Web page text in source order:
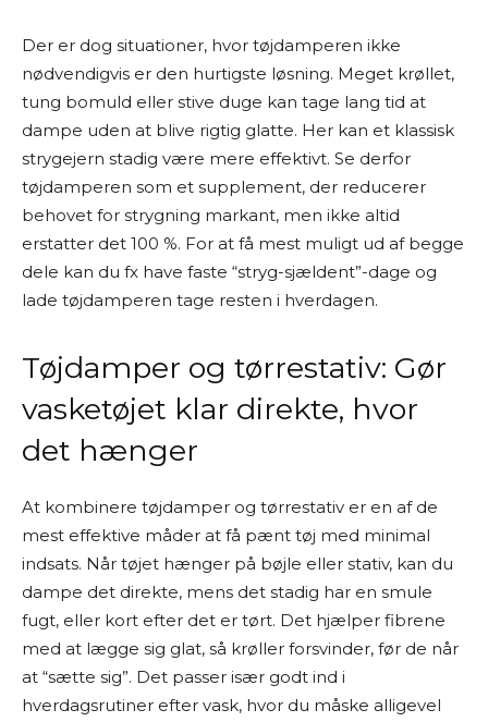
Der er dog situationer, hvor tøjdamperen ikke
nødvendigvis er den hurtigste løsning. Meget krøllet,
tung bomuld eller stive duge kan tage lang tid at
dampe uden at blive rigtig glatte. Her kan et klassisk
strygejern stadig være mere effektivt. Se derfor
tøjdamperen som et supplement, der reducerer
behovet for strygning markant, men ikke altid
erstatter det 100 %. For at få mest muligt ud af begge
dele kan du fx have faste “stryg-sjældent”-dage og
lade tøjdamperen tage resten i hverdagen.
Tøjdamper og tørrestativ: Gør
vasketøjet klar direkte, hvor
det hænger
At kombinere tøjdamper og tørrestativ er en af de
mest effektive måder at få pænt tøj med minimal
indsats. Når tøjet hænger på bøjle eller stativ, kan du
dampe det direkte, mens det stadig har en smule
fugt, eller kort efter det er tørt. Det hjælper fibrene
med at lægge sig glat, så krøller forsvinder, før de når
at “sætte sig”. Det passer især godt ind i
hverdagsrutiner efter vask, hvor du måske alligevel